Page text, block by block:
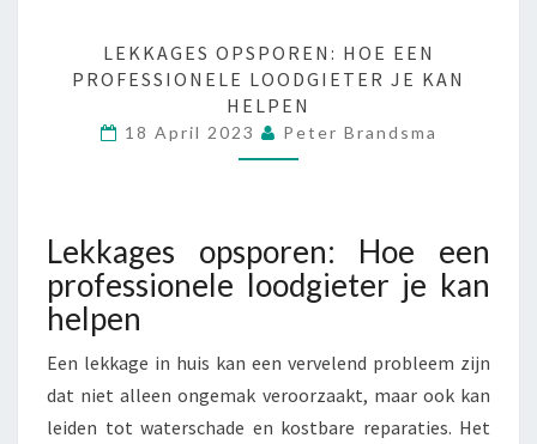
L
E
K
O
P
S
O
R
E
LEKKAGES OPSPOREN: HOE EEN
PROFESSIONELE LOODGIETER JE KAN
HELPEN
18 April 2023 Peter Brandsma
Lekkages opsporen: Hoe een
professionele loodgieter je kan
helpen
Een lekkage in huis kan een vervelend probleem zijn
dat niet alleen ongemak veroorzaakt, maar ook kan
leiden tot waterschade en kostbare reparaties. Het